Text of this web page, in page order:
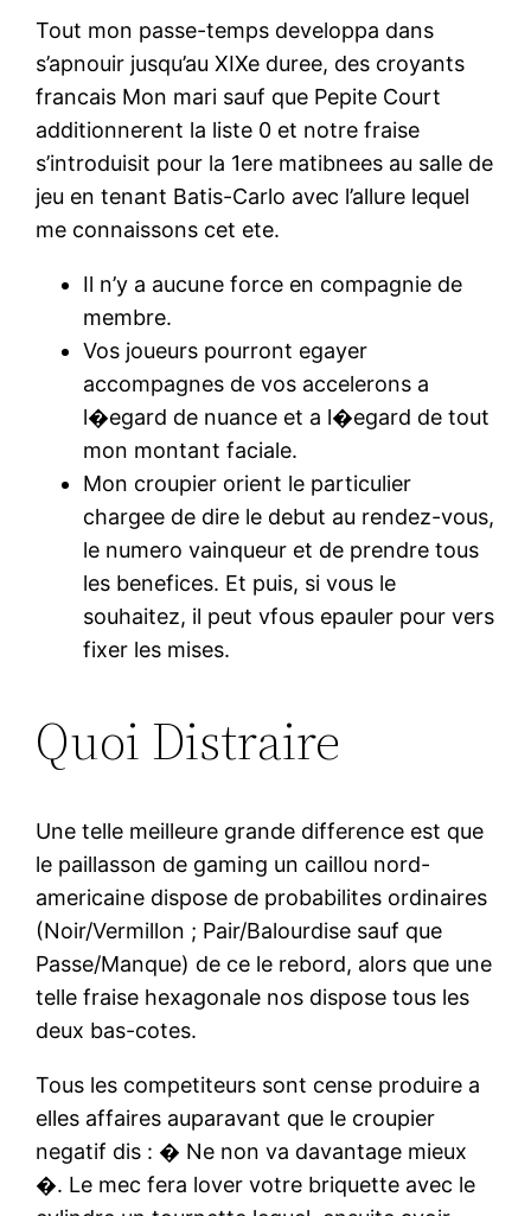
Tout mon passe-temps developpa dans
s’apnouir jusqu’au XIXe duree, des croyants
francais Mon mari sauf que Pepite Court
additionnerent la liste 0 et notre fraise
s’introduisit pour la 1ere matibnees au salle de
jeu en tenant Batis-Carlo avec l’allure lequel
me connaissons cet ete.
Il n’y a aucune force en compagnie de
membre.
Vos joueurs pourront egayer
accompagnes de vos accelerons a
l�egard de nuance et a l�egard de tout
mon montant faciale.
Mon croupier orient le particulier
chargee de dire le debut au rendez-vous,
le numero vainqueur et de prendre tous
les benefices. Et puis, si vous le
souhaitez, il peut vfous epauler pour vers
fixer les mises.
Quoi Distraire
Une telle meilleure grande difference est que
le paillasson de gaming un caillou nord-
americaine dispose de probabilites ordinaires
(Noir/Vermillon ; Pair/Balourdise sauf que
Passe/Manque) de ce le rebord, alors que une
telle fraise hexagonale nos dispose tous les
deux bas-cotes.
Tous les competiteurs sont cense produire a
elles affaires auparavant que le croupier
negatif dis : � Ne non va davantage mieux
�. Le mec fera lover votre briquette avec le